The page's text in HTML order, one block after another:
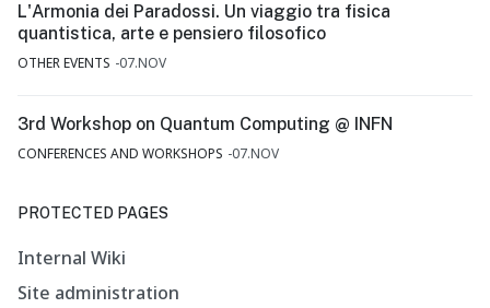
L'Armonia dei Paradossi. Un viaggio tra fisica
quantistica, arte e pensiero filosofico
OTHER EVENTS 07.NOV
3rd Workshop on Quantum Computing @ INFN
CONFERENCES AND WORKSHOPS 07.NOV
PROTECTED PAGES
Internal Wiki
Site administration